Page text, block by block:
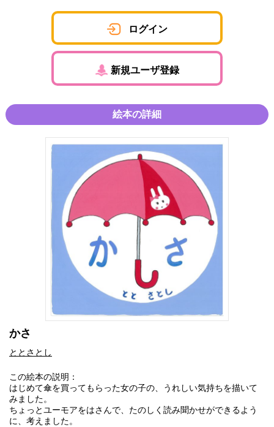
ログイン
新規ユーザ登録
絵本の詳細
かさ
ととさとし
この絵本の説明：
はじめて傘を買ってもらった女の子の、うれしい気持ちを描いて
みました。
ちょっとユーモアをはさんで、たのしく読み聞かせができるよう
に、考えました。